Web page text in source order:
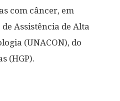
com câncer, em
Assistência de Alta
(UNACON), do
(HGP).